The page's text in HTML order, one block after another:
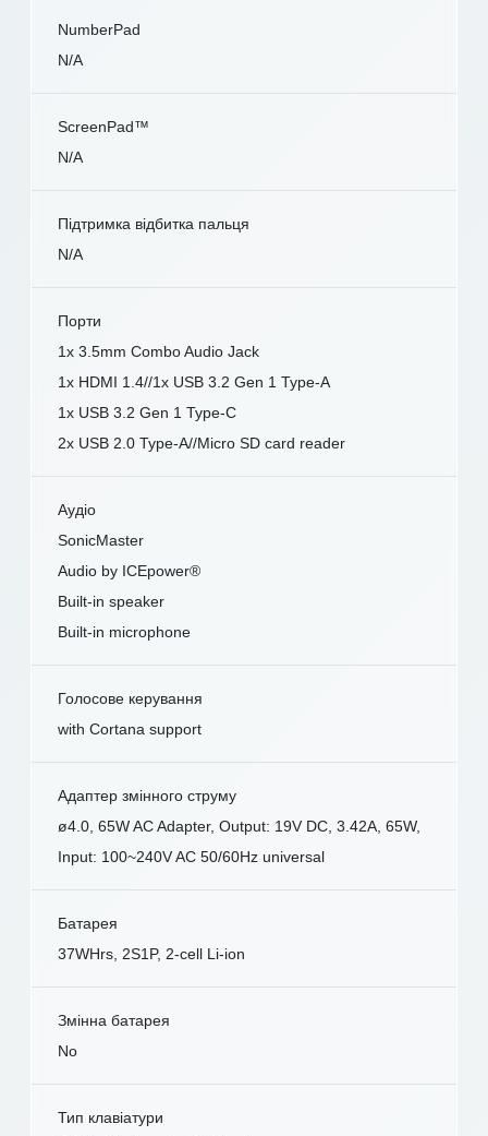
NumberPad
N/A
ScreenPad™
N/A
Підтримка відбитка пальця
N/A
Порти
1x 3.5mm Combo Audio Jack
1x HDMI 1.4//1x USB 3.2 Gen 1 Type-A
1x USB 3.2 Gen 1 Type-C
2x USB 2.0 Type-A//Micro SD card reader
Аудіо
SonicMaster
Audio by ICEpower®
Built-in speaker
Built-in microphone
Голосове керування
with Cortana support
Адаптер змінного струму
ø4.0, 65W AC Adapter, Output: 19V DC, 3.42A, 65W,
Input: 100~240V AC 50/60Hz universal
Батарея
37WHrs, 2S1P, 2-cell Li-ion
Змінна батарея
No
Тип клавіатури